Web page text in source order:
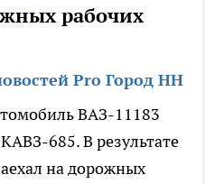
рабочих
Pro Город НН
ВАЗ-11183
685. В результате
на дорожных